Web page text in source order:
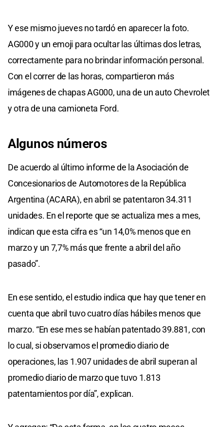
Y ese mismo jueves no tardó en aparecer la foto.
AG000 y un emoji para ocultar las últimas dos letras,
correctamente para no brindar información personal.
Con el correr de las horas, compartieron más
imágenes de chapas AG000, una de un auto Chevrolet
y otra de una camioneta Ford.
Algunos números
De acuerdo al último informe de la Asociación de
Concesionarios de Automotores de la República
Argentina (ACARA), en abril se patentaron 34.311
unidades. En el reporte que se actualiza mes a mes,
indican que esta cifra es “un 14,0% menos que en
marzo y un 7,7% más que frente a abril del año
pasado”.
En ese sentido, el estudio indica que hay que tener en
cuenta que abril tuvo cuatro días hábiles menos que
marzo. “En ese mes se habían patentado 39.881, con
lo cual, si observamos el promedio diario de
operaciones, las 1.907 unidades de abril superan al
promedio diario de marzo que tuvo 1.813
patentamientos por día”, explican.